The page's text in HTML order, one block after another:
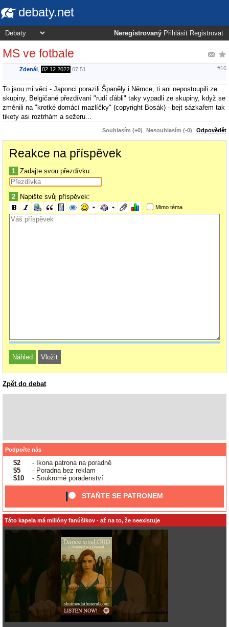
debaty.net
Neregistrovaný Přihlásit Registrovat
MS ve fotbale
Zdenál 02.12.2022 07:51 #16
To jsou mi věci - Japonci porazili Španěly i Němce, ti ani nepostoupili ze
skupiny, Belgičané přezdívaní "rudí ďábli" taky vypadli ze skupiny, když se
změnili na "krotké domácí mazlíčky" (copyright Bosák) - bejt sázkařem tak
tikety asi roztrhám a sežeru...
Souhlasím (+0) Nesouhlasím (-0) Odpovědět
Reakce na příspěvek
1 Zadajte svou přezdívku:
2 Napište svůj příspěvek:
Mimo téma
Zpět do debat
Podpořte nás
$2
- Ikona patrona na poradně
$5
- Poradna bez reklam
$10
- Soukromé poradenství
STAŇTE SE PATRONEM
Táto kapela má milióny fanúšikov - až na to, že neexistuje